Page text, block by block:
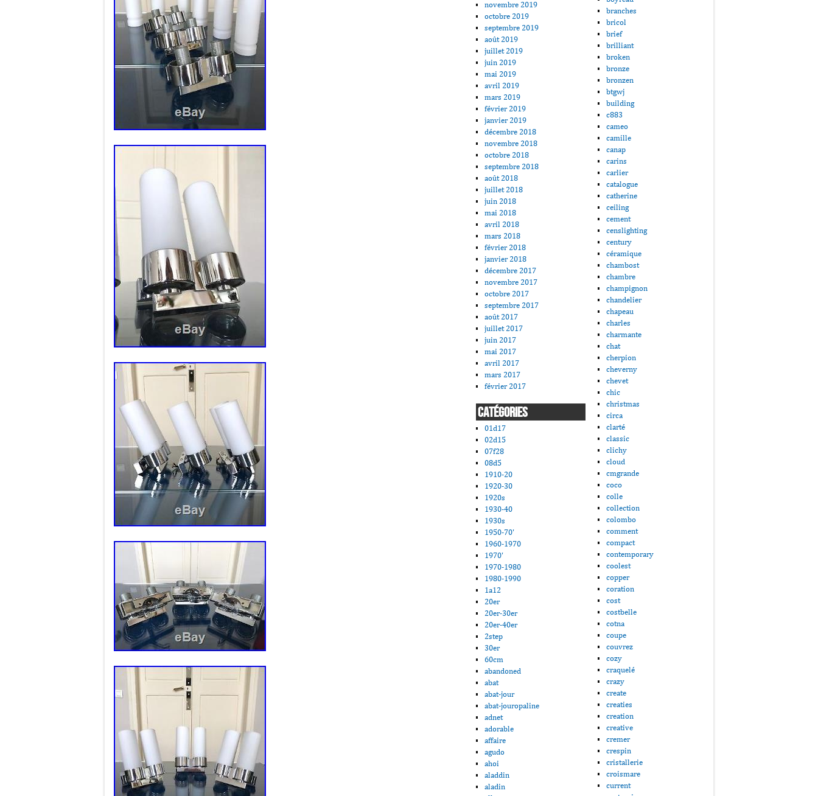
novembre 2019
octobre 2019
septembre 2019
août 2019
juillet 2019
juin 2019
mai 2019
avril 2019
mars 2019
février 2019
janvier 2019
décembre 2018
novembre 2018
octobre 2018
septembre 2018
août 2018
juillet 2018
juin 2018
mai 2018
avril 2018
mars 2018
février 2018
janvier 2018
décembre 2017
novembre 2017
octobre 2017
septembre 2017
août 2017
juillet 2017
juin 2017
mai 2017
avril 2017
mars 2017
février 2017
CATÉGORIES
01d17
02d15
07f28
08d5
1910-20
1920-30
1920s
1930-40
1930s
1950-70'
1960-1970
1970'
1970-1980
1980-1990
1a12
20er
20er-30er
20er-40er
2step
30er
60cm
abandoned
abat
abat-jour
abat-jouropaline
adnet
adorable
affaire
agudo
ahoi
aladdin
aladin
branches
bricol
brief
brilliant
broken
bronze
bronzen
btgwj
building
c883
cameo
camille
canap
carins
carlier
catalogue
catherine
ceiling
cement
censlighting
century
céramique
chambost
chambre
champignon
chandelier
chapeau
charles
charmante
chat
cherpion
cheverny
chevet
chic
christmas
circa
clarté
classic
clichy
cloud
cmgrande
coco
colle
collection
colombo
comment
compact
contemporary
coolest
copper
coration
cost
costbelle
cotna
coupe
couvrez
cozy
craquelé
crazy
create
creaties
creation
creative
cremer
crespin
cristallerie
croismare
current